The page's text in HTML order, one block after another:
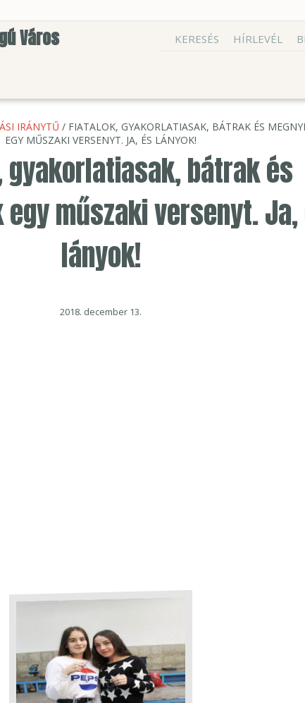
Város KERESÉS HÍRLEVÉL
IRÁNYTŰ / FIATALOK, GYAKORLATIASAK, BÁTRAK ÉS
EGY MŰSZAKI VERSENYT. JA, ÉS LÁNYOK!
gyakorlatiasak, bátrak és
műszaki versenyt.
lányok!
2018. december 13.